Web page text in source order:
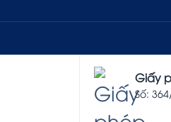
Giấy
Số: